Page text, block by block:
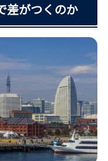
差がつくのか